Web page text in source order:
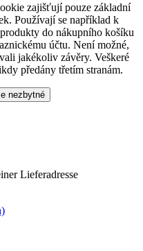
zajišťují pouze základní
Používají se například k
do nákupního košíku
účtu. Není možné,
jakékoliv závěry. Veškeré
předány třetím stranám.
nezbytné
Lieferadresse